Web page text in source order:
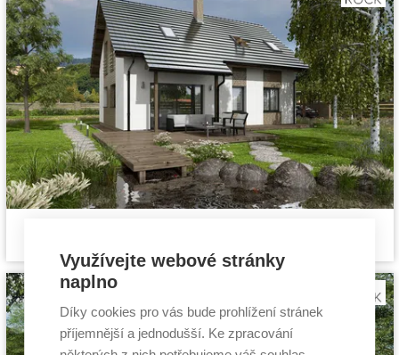
Dispozice:
5+1
Užitná plocha:
130,06 m²
Využívejte webové stránky
naplno
Díky cookies pro vás bude prohlížení stránek
příjemnější a jednodušší. Ke zpracování